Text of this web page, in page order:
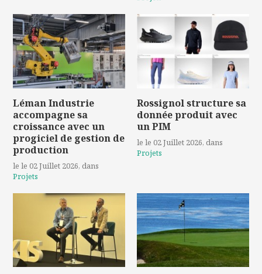
Léman Industrie
accompagne sa
croissance avec un
progiciel de gestion de
production
le le 02 Juillet 2026, dans
Projets
Rossignol structure sa
donnée produit avec
un PIM
le le 02 Juillet 2026, dans
Projets